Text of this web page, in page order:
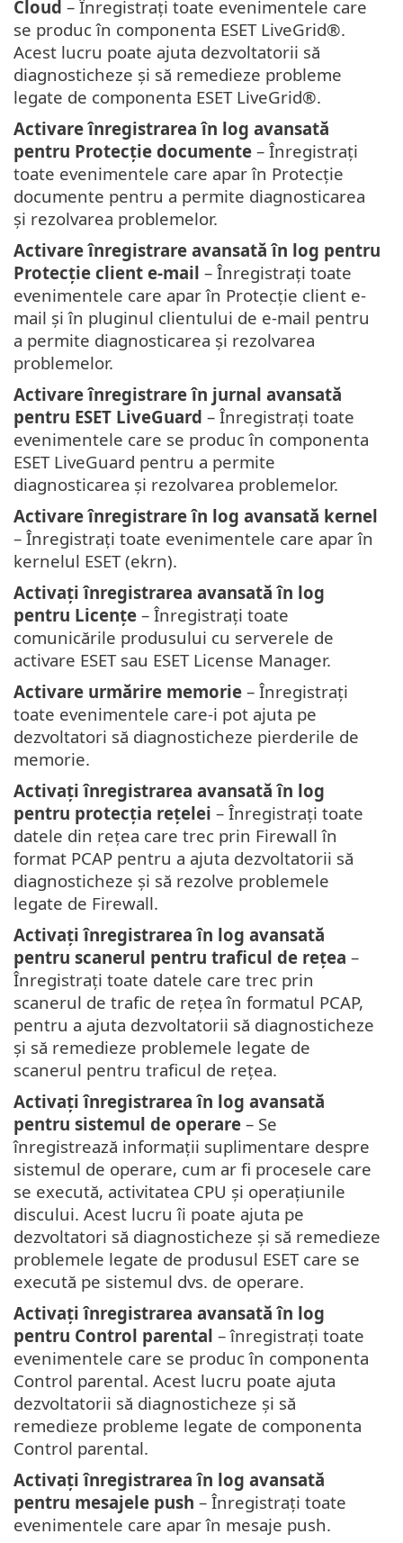
Cloud – Înregistrați toate evenimentele care
se produc în componenta ESET LiveGrid®.
Acest lucru poate ajuta dezvoltatorii să
diagnosticheze și să remedieze probleme
legate de componenta ESET LiveGrid®.
Activare înregistrarea în log avansată
pentru Protecție documente – Înregistrați
toate evenimentele care apar în Protecție
documente pentru a permite diagnosticarea
și rezolvarea problemelor.
Activare înregistrare avansată în log pentru
Protecție client e-mail – Înregistrați toate
evenimentele care apar în Protecție client e-
mail și în pluginul clientului de e-mail pentru
a permite diagnosticarea și rezolvarea
problemelor.
Activare înregistrare în jurnal avansată
pentru ESET LiveGuard – Înregistrați toate
evenimentele care se produc în componenta
ESET LiveGuard pentru a permite
diagnosticarea și rezolvarea problemelor.
Activare înregistrare în log avansată kernel
– Înregistrați toate evenimentele care apar în
kernelul ESET (ekrn).
Activați înregistrarea avansată în log
pentru Licențe – Înregistrați toate
comunicările produsului cu serverele de
activare ESET sau ESET License Manager.
Activare urmărire memorie – Înregistrați
toate evenimentele care-i pot ajuta pe
dezvoltatori să diagnosticheze pierderile de
memorie.
Activați înregistrarea avansată în log
pentru protecția rețelei – Înregistrați toate
datele din rețea care trec prin Firewall în
format PCAP pentru a ajuta dezvoltatorii să
diagnosticheze și să rezolve problemele
legate de Firewall.
Activați înregistrarea în log avansată
pentru scanerul pentru traficul de rețea –
Înregistrați toate datele care trec prin
scanerul de trafic de rețea în formatul PCAP,
pentru a ajuta dezvoltatorii să diagnosticheze
și să remedieze problemele legate de
scanerul pentru traficul de rețea.
Activați înregistrarea în log avansată
pentru sistemul de operare – Se
înregistrează informații suplimentare despre
sistemul de operare, cum ar fi procesele care
se execută, activitatea CPU și operațiunile
discului. Acest lucru îi poate ajuta pe
dezvoltatori să diagnosticheze și să remedieze
problemele legate de produsul ESET care se
execută pe sistemul dvs. de operare.
Activați înregistrarea avansată în log
pentru Control parental – înregistrați toate
evenimentele care se produc în componenta
Control parental. Acest lucru poate ajuta
dezvoltatorii să diagnosticheze și să
remedieze probleme legate de componenta
Control parental.
Activați înregistrarea în log avansată
pentru mesajele push – Înregistrați toate
evenimentele care apar în mesaje push.